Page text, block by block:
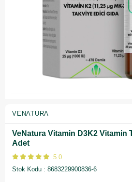
VENATURA
VeNatura Vitamin D3K2 Vitamin
Adet
5.0
Stok Kodu
8683229900836-6